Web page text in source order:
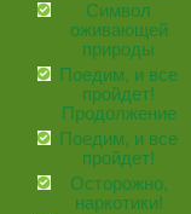
Символ
оживающей
природы
Поедим, и все
пройдет!
Продолжение
Поедим, и все
пройдет!
Осторожно,
наркотики!